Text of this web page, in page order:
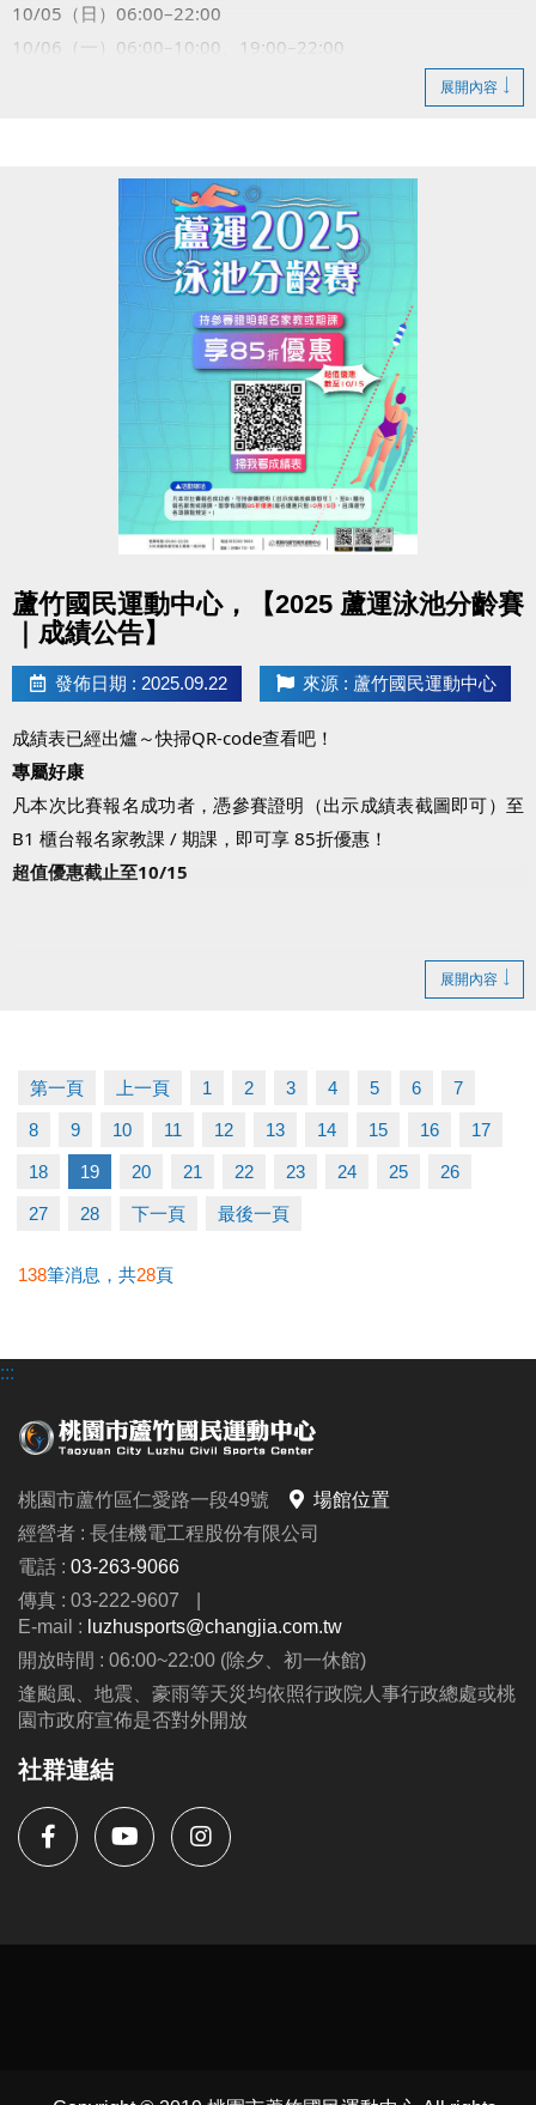
10/05（日）06:00–22:00
10/06（一）06:00–10:00、19:00–22:00
展開內容
蘆竹國民運動中心，【2025 蘆運泳池分齡賽
｜成績公告】
發佈日期 : 2025.09.22 來源 : 蘆竹國民運動中心
成績表已經出爐～快掃QR-code查看吧！
專屬好康
凡本次比賽報名成功者，憑參賽證明（出示成績表截圖即可）至
B1 櫃台報名家教課 / 期課，即可享 85折優惠！
超值優惠截止至10/15
展開內容
第一頁 上一頁 1 2 3 4 5 6 7
8 9 10 11 12 13 14 15 16 17
18 19 20 21 22 23 24 25 26
27 28 下一頁 最後一頁
138筆消息，共28頁
:::
桃園市蘆竹區仁愛路一段49號
場館位置
經營者 : 長佳機電工程股份有限公司
電話 : 03-263-9066
傳真 : 03-222-9607
E-mail : luzhusports@changjia.com.tw
開放時間 : 06:00~22:00 (除夕、初一休館)
逢颱風、地震、豪雨等天災均依照行政院人事行政總處或桃
園市政府宣佈是否對外開放
社群連結